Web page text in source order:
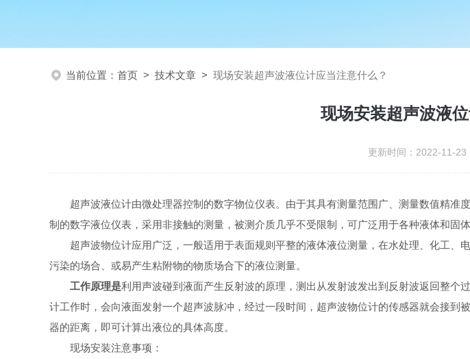
当前位置： 首页 > 技术文章 > 现场安装超声波液位计应当注意什么？
现场安装超声波液
更新时间：2022-11-
超声波液位计由微处理器控制的数字物位仪表。由于其具有测量范围广、测量数值精
制的数字液位仪表，采用非接触的测量，被测介质几乎不受限制，可广泛用于各种液体和固体
超声波物位计应用广泛，一般适用于表面规则平整的液体液位测量，在水处理、化工
污染的场合、或易产生粘附物的物质场合下的液位测量。
工作原理是利用声波碰到液面产生反射波的原理，测出从发射波发出到反射波返回整个
计工作时，会向液面发射一个超声波脉冲，经过一段时间，超声波物位计的传感器就会接
器的距离，即可计算出液位的具体高度。
现场安装注意事项：